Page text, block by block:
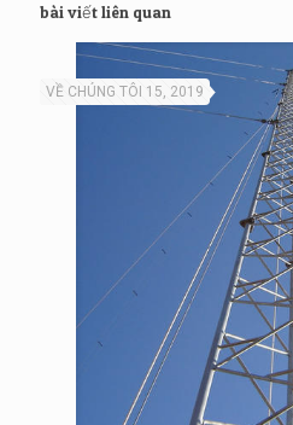
bài viết liên quan
VỀ CHÚNG TÔI 15, 2019